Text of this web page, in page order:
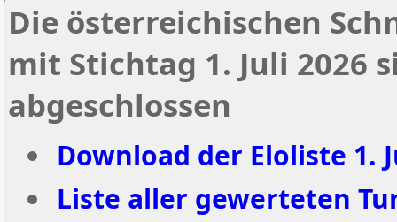
Die österreichischen
mit Stichtag 1. Juli 2026
abgeschlossen
Download der Eloliste 1.
Liste aller gewerteten